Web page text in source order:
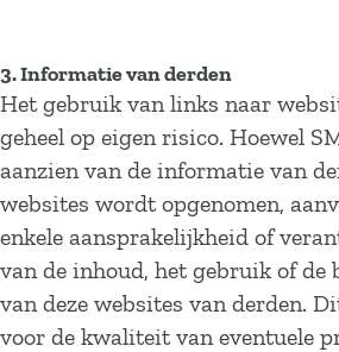
3. Informatie van derden
Het gebruik van links naar
geheel op eigen risico. Hoewel
aanzien van de informatie van
websites wordt opgenomen,
enkele aansprakelijkheid of
van de inhoud, het gebruik of de
van deze websites van derden.
voor de kwaliteit van eventuele